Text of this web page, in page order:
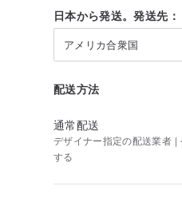
池交換は時計店、家電店等をご
けすることができませんのでご
電池の消耗を避けるため、リュ
た後、リューズを押し込んで頂
まった場合はすぐに拭き取って
コン、モニター環境によって、
承ください。
日本から発送。発送先：
アメリカ合衆国
配送方法
通常配送
デザイナー指定の配送業者
する